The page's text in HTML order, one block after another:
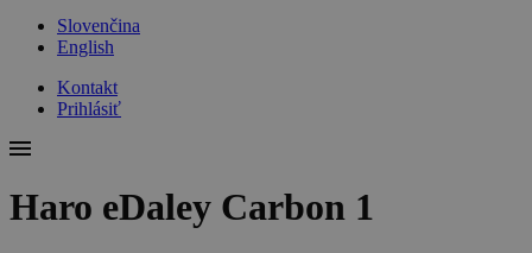
Slovenčina
English
Kontakt
Prihlásiť
Haro eDaley Carbon 1